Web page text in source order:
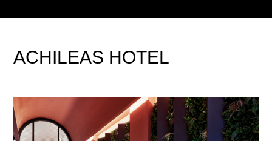
ACHILEAS HOTEL